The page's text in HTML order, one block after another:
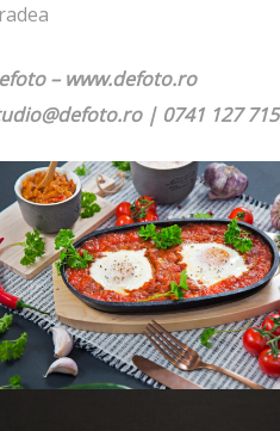
– www.defoto.ro
| 0741 127 715